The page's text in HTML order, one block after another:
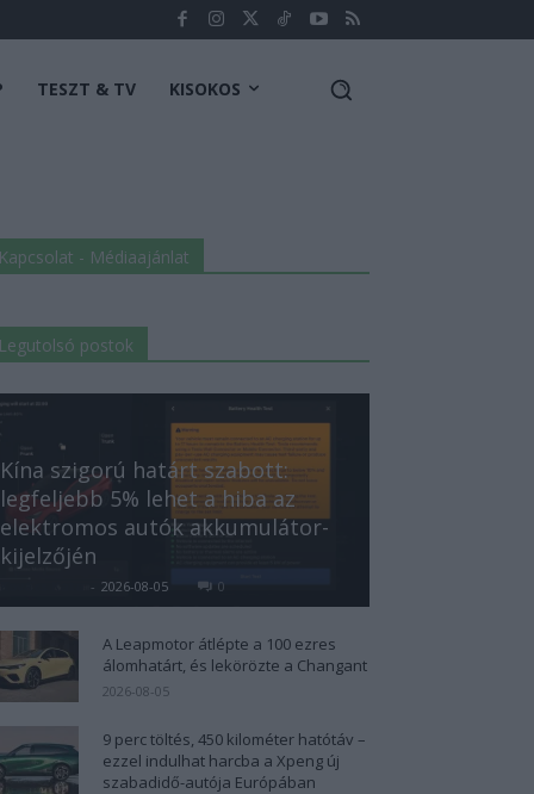
TESZT & TV KISOKOS
Kapcsolat - Médiaajánlat
Legutolsó postok
Kína szigorú határt szabott:
legfeljebb 5% lehet a hiba az
elektromos autók akkumulátor-
kijelzőjén
- 2026-08-05 0
A Leapmotor átlépte a 100 ezres
álomhatárt, és lekörözte a Changant
2026-08-05
9 perc töltés, 450 kilométer hatótáv –
ezzel indulhat harcba a Xpeng új
szabadidő-autója Európában